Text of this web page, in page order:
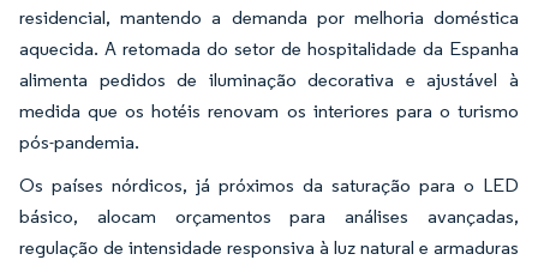
residencial, mantendo a demanda por melhoria doméstica
aquecida. A retomada do setor de hospitalidade da Espanha
alimenta pedidos de iluminação decorativa e ajustável à
medida que os hotéis renovam os interiores para o turismo
pós-pandemia.
Os países nórdicos, já próximos da saturação para o LED
básico, alocam orçamentos para análises avançadas,
regulação de intensidade responsiva à luz natural e armaduras